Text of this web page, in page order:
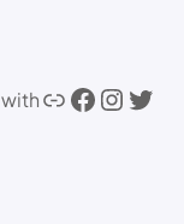
Link Facebook Instagram Twitter